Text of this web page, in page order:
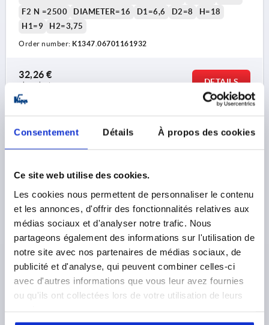
Consentement Détails À propos des cookies
Ce site web utilise des cookies.
Les cookies nous permettent de personnaliser le contenu
et les annonces, d'offrir des fonctionnalités relatives aux
médias sociaux et d'analyser notre trafic. Nous
partageons également des informations sur l'utilisation de
notre site avec nos partenaires de médias sociaux, de
publicité et d'analyse, qui peuvent combiner celles-ci
avec d'autres informations que vous leur avez fournies
ou qu'ils ont collectées lors de votre utilisation de leurs
2) Grease nipple
3) Fixed pin
F2 N =2500
DIAMETER=16 D1=6,6 D2=8
H=18
H1=9
H2=3,75
Order number: K1347.06701161932
32,26 €
plus sales tax
DETAILS
K1347 A
HINGE SCREW ON FORM:A LANGER SCHENKEL
186X65, STEEL GALVANIZED, A1=32, A2=19, A3=116,
A4=70
MAIN MATERIAL=STEEL WIDTH=65
HOLE SPACING RIGHT=19
WING LENGTH LEFT=116